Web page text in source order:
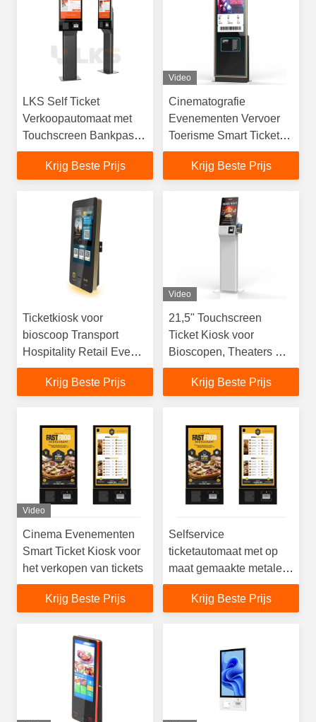
LKS Self Ticket
Verkoopautomaat met
Touchscreen Bankpas
Betaling QR Code
Scanner Thermische
Krijg Beste Prijs
Video
Cinematografie
Evenementen Vervoer
Toerisme Smart Ticket
Kiosk Oplossingen voor
naadloze kaartverkoop
Krijg Beste Prijs
Ticketkiosk voor
bioscoop Transport
Hospitality Retail Event
Met QR Scanner NFC
RFID Printer Ticket
Krijg Beste Prijs
Video
21,5" Touchscreen
Ticket Kiosk voor
Bioscopen, Theaters &
Attracties
Krijg Beste Prijs
Video
Cinema Evenementen
Smart Ticket Kiosk voor
het verkopen van tickets
Krijg Beste Prijs
Selfservice
ticketautomaat met op
maat gemaakte metalen
behuizing en gehard
glazen paneel
Krijg Beste Prijs